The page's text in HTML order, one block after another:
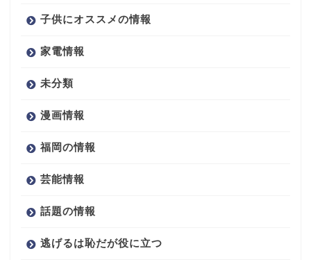
子供にオススメの情報
家電情報
未分類
漫画情報
福岡の情報
芸能情報
話題の情報
逃げるは恥だが役に立つ